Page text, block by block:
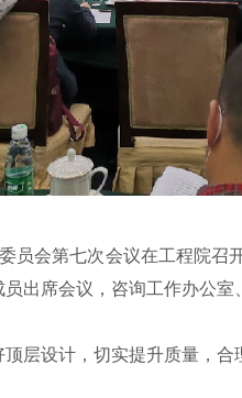
会第七次会议在工程院召
出席会议，咨询工作办公
设计，切实提升质量，合